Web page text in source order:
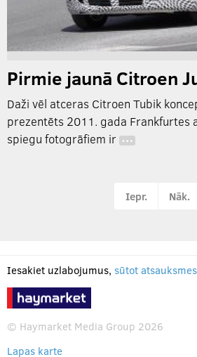
Pirmie jaunā Citroen
Daži vēl atceras Citroen Tubik
prezentēts 2011. gada Frankfurtes
spiegu fotogrāfiem ir …
Iepr. Nāk.
Iesakiet uzlabojumus, sūtot
© Haymarket Media Group 2026
Lapas karte